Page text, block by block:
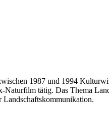
1987 und 1994
tätig. Das Thema